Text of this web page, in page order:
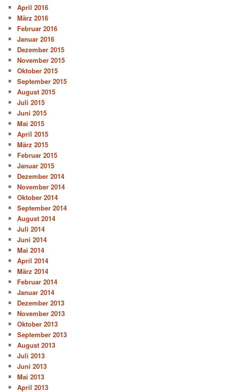
April 2016
März 2016
Februar 2016
Januar 2016
Dezember 2015
November 2015
Oktober 2015
September 2015
August 2015
Juli 2015
Juni 2015
Mai 2015
April 2015
März 2015
Februar 2015
Januar 2015
Dezember 2014
November 2014
Oktober 2014
September 2014
August 2014
Juli 2014
Juni 2014
Mai 2014
April 2014
März 2014
Februar 2014
Januar 2014
Dezember 2013
November 2013
Oktober 2013
September 2013
August 2013
Juli 2013
Juni 2013
Mai 2013
April 2013